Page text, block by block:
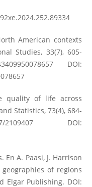
American contexts
Studies, 33(7), 605-
DOI:
quality of life across
Statistics, 73(4), 684-
2109407DOI:
En A. Paasi, J. Harrison
of regions
Elgar Publishing. DOI: